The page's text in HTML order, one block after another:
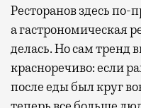
Ресторанов здесь
а гастрономическая
делась. Но сам тренд
красноречиво: если
после еды был круг